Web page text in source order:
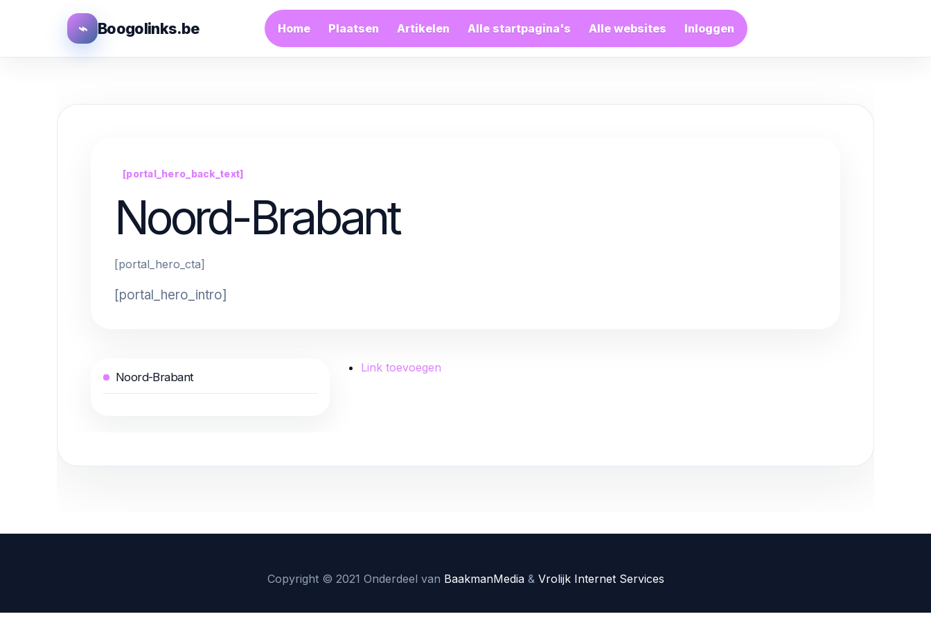
⌁ Boogolinks.be Home Plaatsen Artikelen Alle startpagina's Alle websites Inloggen
[portal_hero_back_text]
Noord-Brabant
[portal_hero_cta]
[portal_hero_intro]
Noord-Brabant
Link toevoegen
Copyright © 2021 Onderdeel van BaakmanMedia& Vrolijk Internet Services